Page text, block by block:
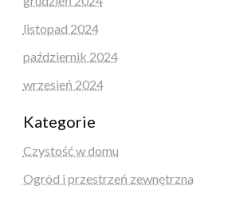
listopad 2024
październik 2024
wrzesień 2024
Kategorie
Czystość w domu
Ogród i przestrzeń zewnętrzna